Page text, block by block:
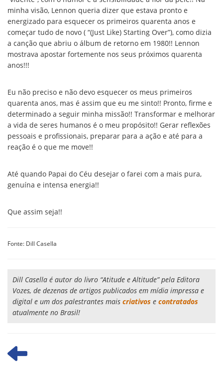
minha visão, Lennon queria dizer que estava pronto e
energizado para esquecer os primeiros quarenta anos e
começar tudo de novo ( “(Just Like) Starting Over”), como dizia
a canção que abriu o álbum de retorno em 1980!! Lennon
mostrava apostar fortemente nos seus próximos quarenta
anos!!!
Eu não preciso e não devo esquecer os meus primeiros
quarenta anos, mas é assim que eu me sinto!! Pronto, firme e
determinado a seguir minha missão!! Transformar e melhorar
a vida de seres humanos é o meu propósito!! Gerar reflexões
pessoais e profissionais, preparar para a ação e até para a
reação é o que me move!!
Até quando Papai do Céu desejar o farei com a mais pura,
genuína e intensa energia!!
Que assim seja!!
Fonte: Dill Casella
Dill Casella é autor do livro “Atitude e Altitude” pela Editora
Vozes, de dezenas de artigos publicados em mídia impressa e
digital e um dos palestrantes mais criativos e contratados
atualmente no Brasil!